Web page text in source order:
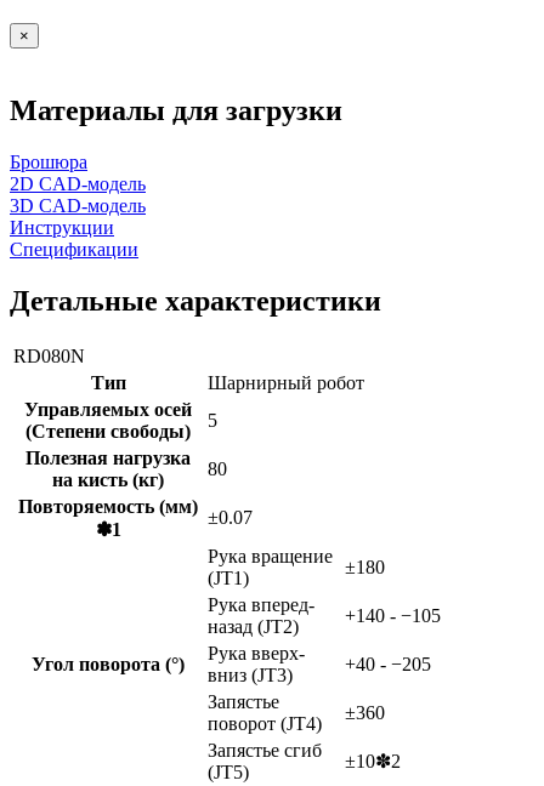
×
Материалы для загрузки
Брошюра
2D CAD-модель
3D CAD-модель
Инструкции
Спецификации
Детальные характеристики
RD080N
Тип
Шарнирный робот
Управляемых осей
(Степени свободы)
5
Полезная нагрузка
на кисть (кг)
80
Повторяемость (мм)
✽1
±0.07
Угол поворота (°)
Рука вращение
(JT1)
±180
Рука вперед-
назад (JT2)
+140 - −105
Рука вверх-
вниз (JT3)
+40 - −205
Запястье
поворот (JT4)
±360
Запястье сгиб
(JT5)
±10✽2